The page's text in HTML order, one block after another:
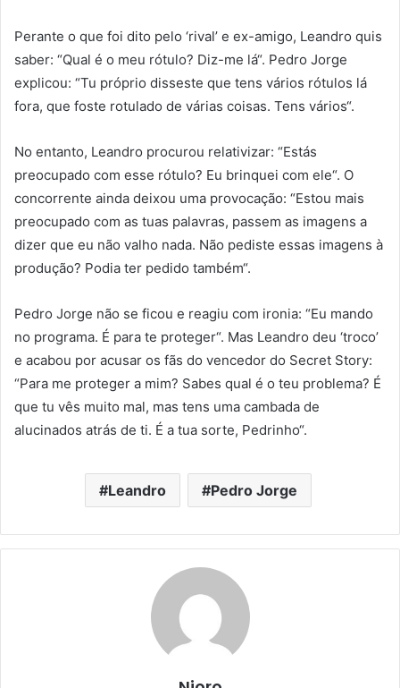
Perante o que foi dito pelo ‘rival’ e ex-amigo, Leandro quis
saber: “Qual é o meu rótulo? Diz-me lá“. Pedro Jorge
explicou: “Tu próprio disseste que tens vários rótulos lá
fora, que foste rotulado de várias coisas. Tens vários“.
No entanto, Leandro procurou relativizar: “Estás
preocupado com esse rótulo? Eu brinquei com ele“. O
concorrente ainda deixou uma provocação: “Estou mais
preocupado com as tuas palavras, passem as imagens a
dizer que eu não valho nada. Não pediste essas imagens à
produção? Podia ter pedido também“.
Pedro Jorge não se ficou e reagiu com ironia: “Eu mando
no programa. É para te proteger“. Mas Leandro deu ‘troco’
e acabou por acusar os fãs do vencedor do Secret Story:
“Para me proteger a mim? Sabes qual é o teu problema? É
que tu vês muito mal, mas tens uma cambada de
alucinados atrás de ti. É a tua sorte, Pedrinho“.
Leandro Pedro Jorge